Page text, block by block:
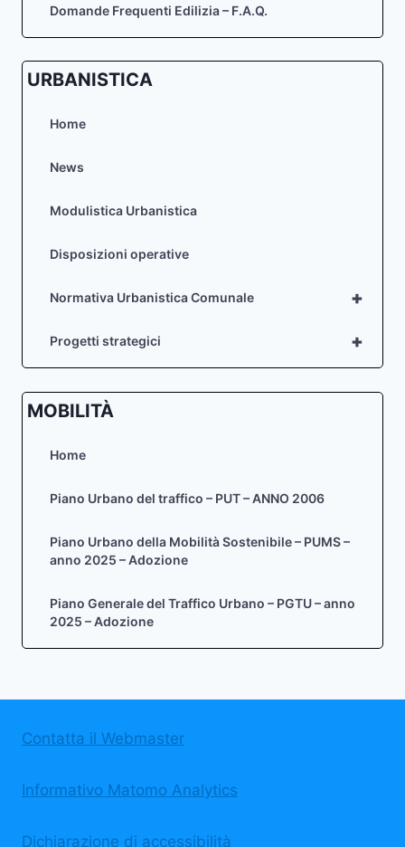
Domande Frequenti Edilizia – F.A.Q.
URBANISTICA
Home
News
Modulistica Urbanistica
Disposizioni operative
+
Normativa Urbanistica Comunale
+
Progetti strategici
MOBILITÀ
Home
Piano Urbano del traffico – PUT – ANNO 2006
Piano Urbano della Mobilità Sostenibile – PUMS –
anno 2025 – Adozione
Piano Generale del Traffico Urbano – PGTU – anno
2025 – Adozione
Contatta il Webmaster
Informativo Matomo Analytics
Dichiarazione di accessibilità